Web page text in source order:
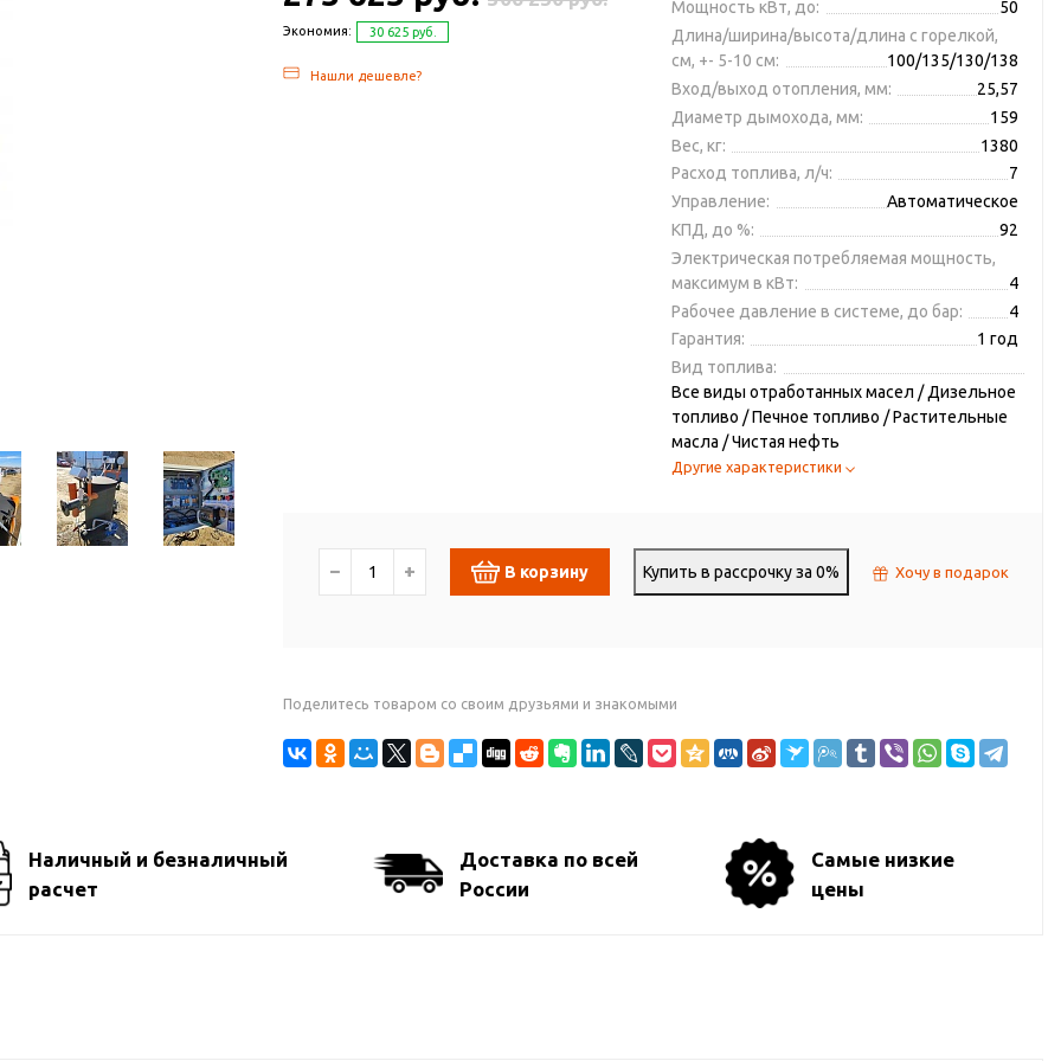
Экономия: 30 625 руб.
Нашли дешевле?
Мощность кВт, до:
50
Длина/ширина/высота/длина с горелкой,
см, +- 5-10 см:
100/135/130/138
Вход/выход отопления, мм:
25,57
Диаметр дымохода, мм:
159
Вес, кг:
1380
Расход топлива, л/ч:
7
Управление:
Автоматическое
КПД, до %:
92
Электрическая потребляемая мощность,
максимум в кВт:
4
Рабочее давление в системе, до бар:
4
Гарантия:
1 год
Вид топлива:
Все виды отработанных масел / Дизельное
топливо / Печное топливо / Растительные
масла / Чистая нефть
Другие характеристики
− + В корзину Купить в рассрочку за 0% Хочу в подарок
Поделитесь товаром со своим друзьями и знакомыми
Наличный и безналичный
расчет
Доставка по всей
России
Самые низкие
цены